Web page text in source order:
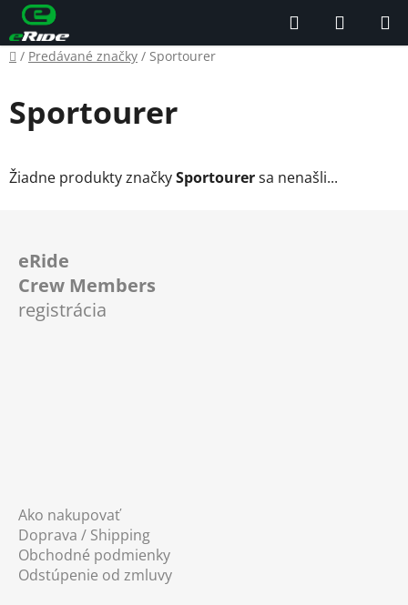
Prejsť
na
obsah
Hľadať
KOŠÍK
Domov
/ Predávané značky / Sportourer
Sportourer
Žiadne produkty značkySportourersa nenašli...
eRide
Crew Members
registrácia
Ako nakupovať
Doprava / Shipping
Obchodné podmienky
Odstúpenie od zmluvy